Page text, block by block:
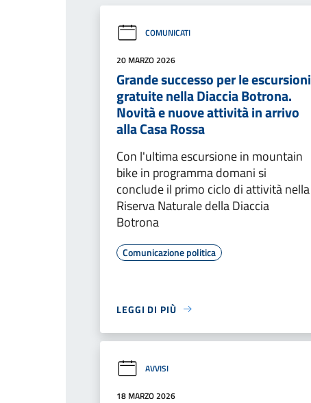
COMUNICATI
20 MARZO 2026
Grande successo per le escursioni
gratuite nella Diaccia Botrona.
Novità e nuove attività in arrivo
alla Casa Rossa
Con l'ultima escursione in mountain
bike in programma domani si
conclude il primo ciclo di attività nella
Riserva Naturale della Diaccia
Botrona
Comunicazione politica
LEGGI DI PIÙ
AVVISI
18 MARZO 2026